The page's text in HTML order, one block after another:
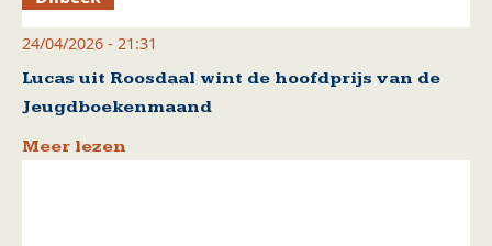
24/04/2026 - 21:31
Lucas uit Roosdaal wint de hoofdprijs van de
Jeugdboekenmaand
Meer lezen